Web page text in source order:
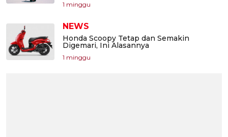
1 minggu
NEWS
Honda Scoopy Tetap dan Semakin
Digemari, Ini Alasannya
1 minggu